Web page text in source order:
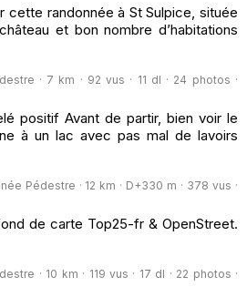
cette randonnée à St Sulpice, située
et bon nombre d’habitations
· 7 km · 92 vus · 11 dl · 24 photos ·
positif Avant de partir, bien voir le
à un lac avec pas mal de lavoirs
Pédestre · 12 km · D+330 m · 378 vus ·
de carte Top25-fr & OpenStreet.
· 10 km · 119 vus · 17 dl · 22 photos ·